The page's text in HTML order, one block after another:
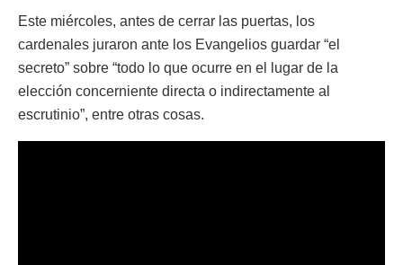
Este miércoles, antes de cerrar las puertas, los
cardenales juraron ante los Evangelios guardar “el
secreto” sobre “todo lo que ocurre en el lugar de la
elección concerniente directa o indirectamente al
escrutinio”, entre otras cosas.